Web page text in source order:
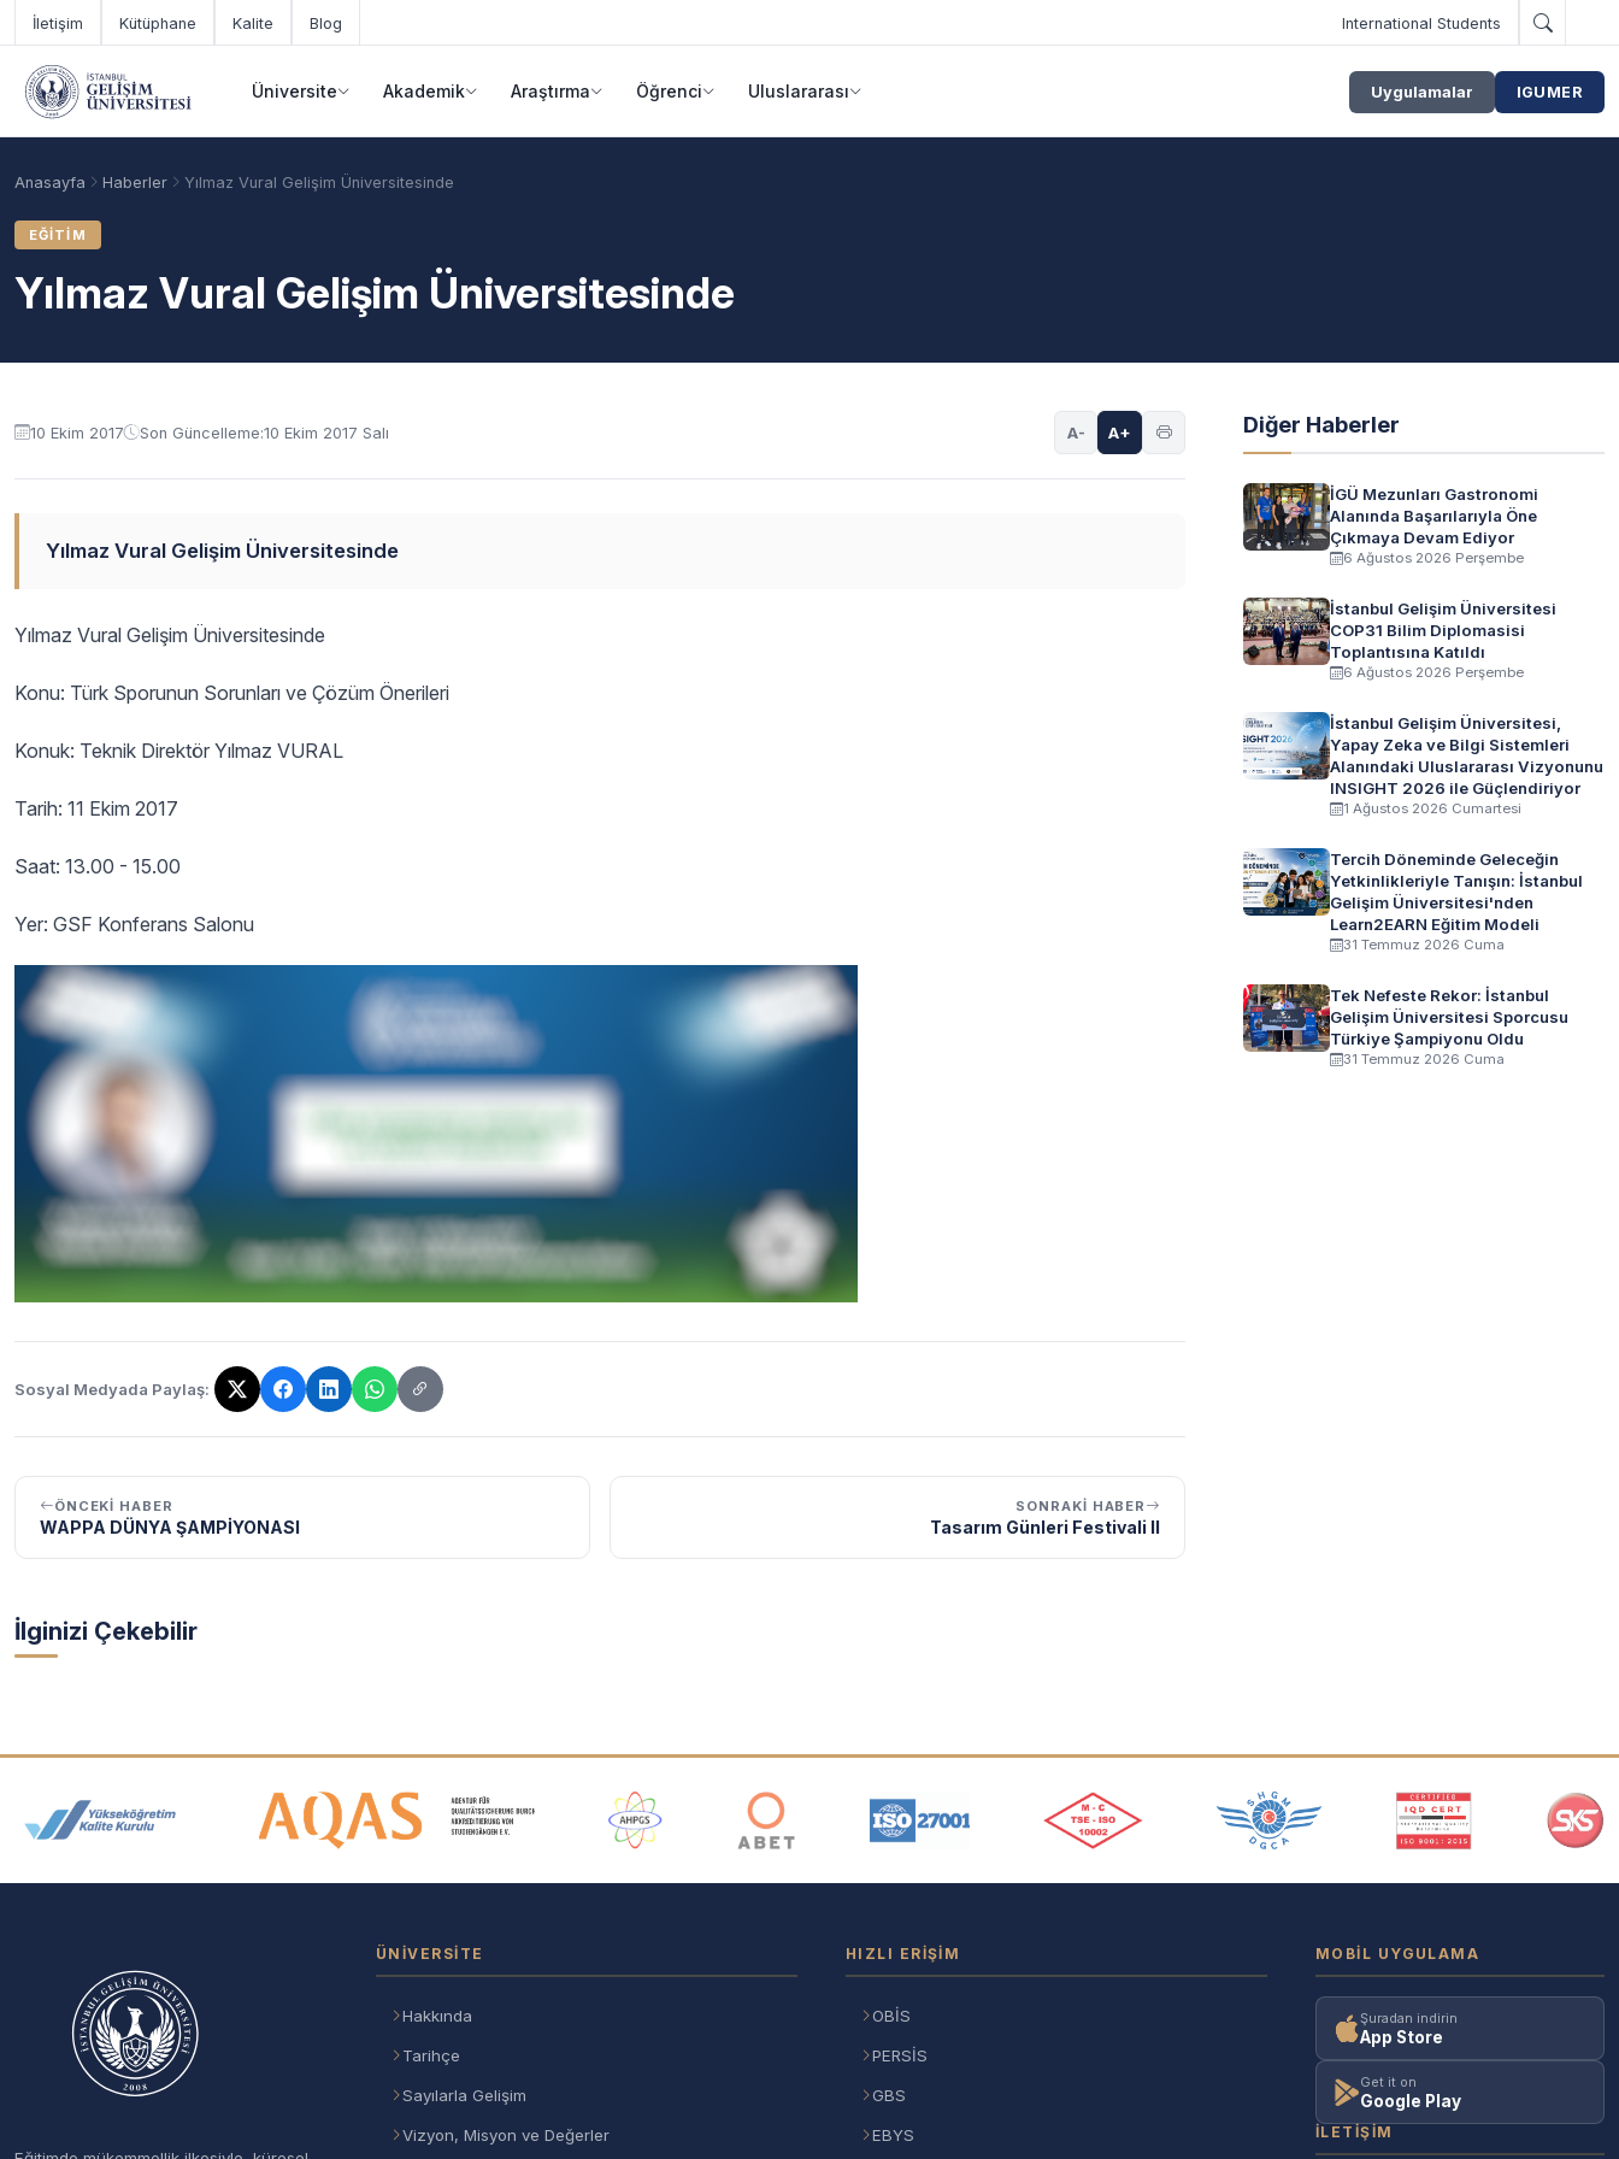
Ana içeriğe geç
İletişim Kütüphane Kalite Blog International Students
Üniversite Akademik Araştırma Öğrenci Uluslararası Uygulamalar IGUMER
Anasayfa Haberler Yılmaz Vural Gelişim Üniversitesinde
EĞITIM
Yılmaz Vural Gelişim Üniversitesinde
10 Ekim 2017 Son Güncelleme:10 Ekim 2017 Salı A- A+
Yılmaz Vural Gelişim Üniversitesinde
Yılmaz Vural Gelişim Üniversitesinde
Konu: Türk Sporunun Sorunları ve Çözüm Önerileri
Konuk: Teknik Direktör Yılmaz VURAL
Tarih: 11 Ekim 2017
Saat: 13.00 - 15.00
Yer: GSF Konferans Salonu
Sosyal Medyada Paylaş:
Bağlantı kopyalandı!
ÖNCEKI HABER
WAPPA DÜNYA ŞAMPİYONASI
SONRAKI HABER
Tasarım Günleri Festivali II
İlginizi Çekebilir
Diğer Haberler
İGÜ Mezunları Gastronomi
Alanında Başarılarıyla Öne
Çıkmaya Devam Ediyor
6 Ağustos 2026 Perşembe
İstanbul Gelişim Üniversitesi
COP31 Bilim Diplomasisi
Toplantısına Katıldı
6 Ağustos 2026 Perşembe
İstanbul Gelişim Üniversitesi,
Yapay Zeka ve Bilgi Sistemleri
Alanındaki Uluslararası Vizyonunu
INSIGHT 2026 ile Güçlendiriyor
1 Ağustos 2026 Cumartesi
Tercih Döneminde Geleceğin
Yetkinlikleriyle Tanışın: İstanbul
Gelişim Üniversitesi'nden
Learn2EARN Eğitim Modeli
31 Temmuz 2026 Cuma
Tek Nefeste Rekor: İstanbul
Gelişim Üniversitesi Sporcusu
Türkiye Şampiyonu Oldu
31 Temmuz 2026 Cuma
Akreditasyon ve Üyelik Logoları
ÜNIVERSITE
Hakkında
Tarihçe
Sayılarla Gelişim
Vizyon, Misyon ve Değerler
HIZLI ERIŞIM
OBİS
PERSİS
GBS
EBYS
MOBIL UYGULAMA
Şuradan indirin
App Store
Get it on
Google Play
İLETIŞIM